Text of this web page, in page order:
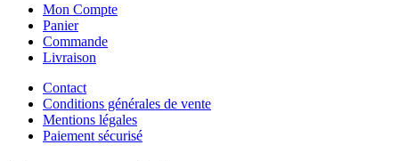
Mon Compte
Panier
Commande
Livraison
Contact
Conditions générales de vente
Mentions légales
Paiement sécurisé